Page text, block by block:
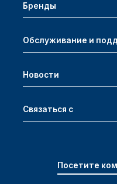
Бренды
Обслуживание и
Новости
Связаться с
Посетите